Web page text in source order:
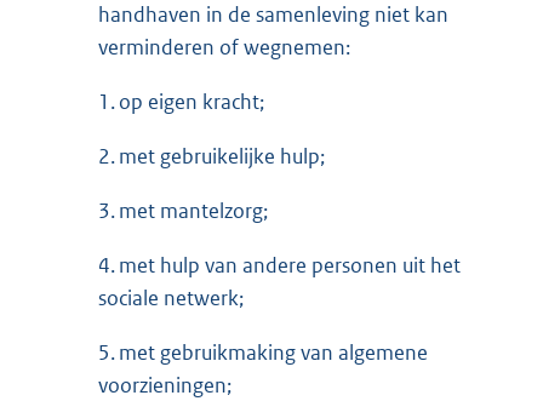
handhaven in de samenleving niet kan
verminderen of wegnemen:
1. op eigen kracht;
2. met gebruikelijke hulp;
3. met mantelzorg;
4. met hulp van andere personen uit het
sociale netwerk;
5. met gebruikmaking van algemene
voorzieningen;